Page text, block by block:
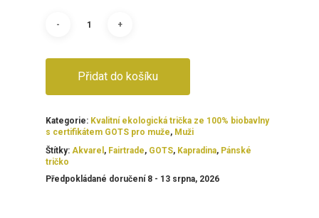
Přidat do košíku
Kategorie: Kvalitní ekologická trička ze 100% biobavlny
s certifikátem GOTS pro muže, Muži
Štítky: Akvarel , Fairtrade, GOTS, Kapradina, Pánské
tričko
Předpokládané doručení 8 - 13 srpna, 2026